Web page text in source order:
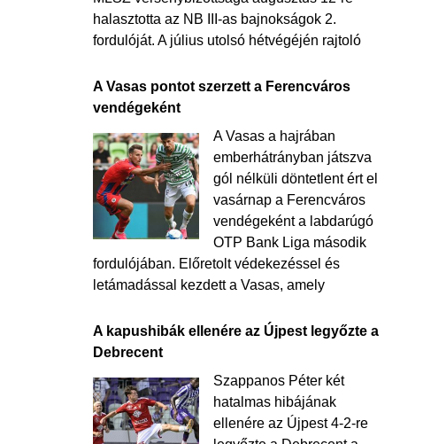
halasztotta az NB III-as bajnokságok 2.
fordulóját. A július utolsó hétvégéjén rajtoló
A Vasas pontot szerzett a Ferencváros
vendégeként
A Vasas a hajrában
emberhátrányban játszva
gól nélküli döntetlent ért el
vasárnap a Ferencváros
vendégeként a labdarúgó
OTP Bank Liga második
fordulójában. Előretolt védekezéssel és
letámadással kezdett a Vasas, amely
A kapushibák ellenére az Újpest legyőzte a
Debrecent
Szappanos Péter két
hatalmas hibájának
ellenére az Újpest 4-2-re